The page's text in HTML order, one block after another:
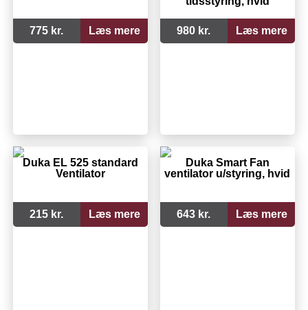
775 kr. Læs mere 980 kr. Læs mere
Duka EL 525 standard
Ventilator
215 kr. Læs mere
Duka Smart Fan
ventilator u/styring, hvid
643 kr. Læs mere